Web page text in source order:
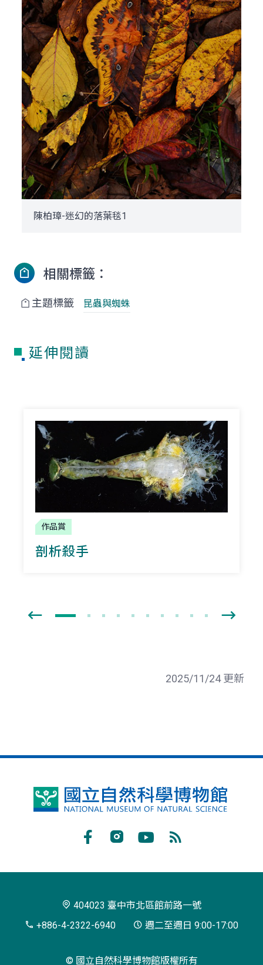
陳柏璋-迷幻的落葉毯1
相關標籤：
主題標籤 昆蟲與蜘蛛
延伸閱讀
作品賞
剖析殺手
2025/11/24 更新
國
博
閱
404023 臺中市北區館前路一號
+886-4-2322-6940
週二至週日 9:00-17:00
© 國立自然科學博物館版權所有